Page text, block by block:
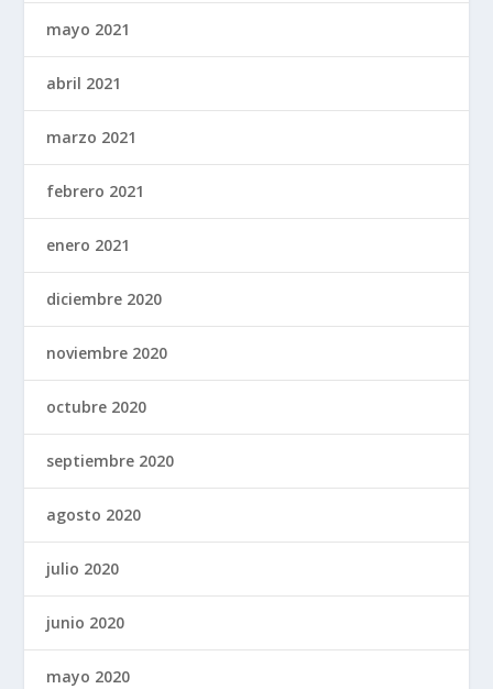
mayo 2021
abril 2021
marzo 2021
febrero 2021
enero 2021
diciembre 2020
noviembre 2020
octubre 2020
septiembre 2020
agosto 2020
julio 2020
junio 2020
mayo 2020